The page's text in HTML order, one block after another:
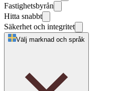
Fastighetsbyrån
Hitta snabbt
Säkerhet och integritet
Välj marknad och språk